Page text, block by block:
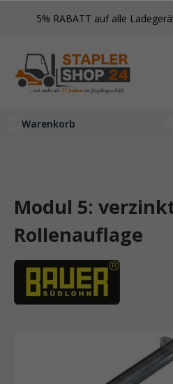
springen
5% RABATT auf alle
Warenkorb
Modul 5:
Rollenauflage